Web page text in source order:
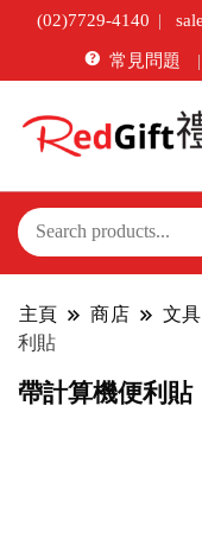
(02)7729-4140
常見問題
主頁 商店 文
利貼
帶計算機便利貼